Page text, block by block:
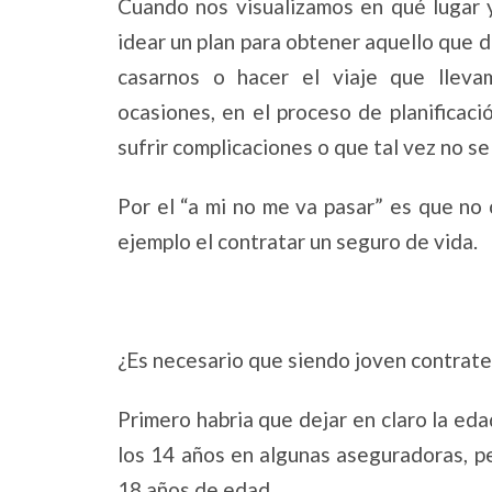
Cuando nos visualizamos en qué
idear un plan para obtener aquello que
casarnos o hacer el viaje que
ocasiones, en el proceso de
sufrir complicaciones o que tal vez no
Por el “a mi no me va pasar” es que
ejemplo el contratar un seguro de vida.
¿Es necesario que siendo joven
Primero habria que dejar en claro la
los 14 años en algunas aseguradoras,